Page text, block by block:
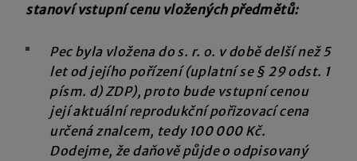
stanoví vstupní cenu vložených předmětů:
Pec byla vložena do s. r. o. v době delší než 5
let od jejího pořízení (uplatní se § 29 odst. 1
písm. d) ZDP), proto bude vstupní cenou
její aktuální reprodukční pořizovací cena
určená znalcem, tedy 100 000 Kč.
Dodejme, že daňově půjde o odpisovaný